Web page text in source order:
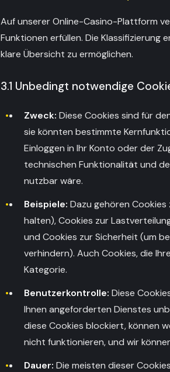
Auf unserer Online-Casino-Plattform
Funktionen erfüllen. Die Klassifizierung
klare Übersicht zu ermöglichen.
3.1 Unbedingt notwendige
Zweck: Diese Cookies sind für
sie könnten bestimmte
Einloggen in Ihr Konto oder der
technischen Funktionalität und
nutzbar wäre.
Beispiele: Dazu gehören
halten), Cookies zur
und Cookies zur Sicherheit (um
verhindern). Auch Cookies, die
Kategorie.
Benutzerkontrolle: Diese
Ihnen angeforderten Dienstes
diese Cookies blockiert, können
nicht funktionieren, und wir
Dauer: Die meisten dieser